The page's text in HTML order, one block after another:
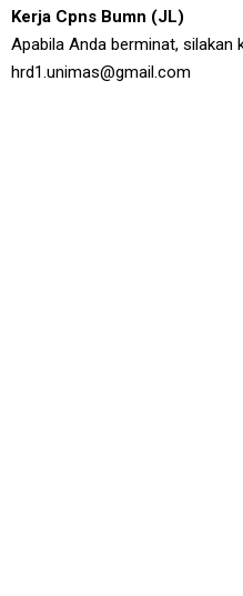
Kerja Cpns Bumn (JL)
Apabila Anda berminat, silakan
hrd1.unimas@gmail.com